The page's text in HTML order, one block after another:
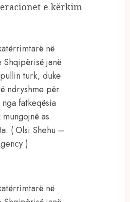
e kërkim-
në
janë
turk, duke
ndryshme për
fatkeqësia
as
( Olsi Shehu –
)
në